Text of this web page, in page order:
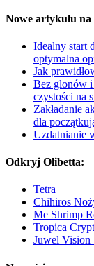
Nowe artykułu na
Idealny start
optymalna
Jak
Bez glonów i
czystości na
Zakładanie
dla
Uzdatnianie
Odkryj Olibetta:
Tetra
Chihiros
Me Shrimp
Tropica
Juwel Vision